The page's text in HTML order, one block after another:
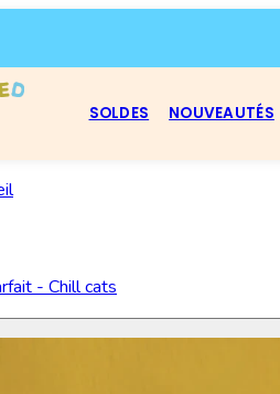
NOUVEAUTÉS
SOLDES
- Chill cats